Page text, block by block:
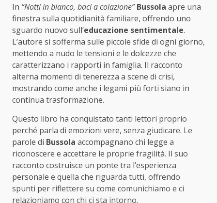
In “Notti in bianco, baci a colazione” Bussola apre una
finestra sulla quotidianità familiare, offrendo uno
sguardo nuovo sull’educazione sentimentale.
L’autore si sofferma sulle piccole sfide di ogni giorno,
mettendo a nudo le tensioni e le dolcezze che
caratterizzano i rapporti in famiglia. Il racconto
alterna momenti di tenerezza a scene di crisi,
mostrando come anche i legami più forti siano in
continua trasformazione.
Questo libro ha conquistato tanti lettori proprio
perché parla di emozioni vere, senza giudicare. Le
parole di Bussola accompagnano chi legge a
riconoscere e accettare le proprie fragilità. Il suo
racconto costruisce un ponte tra l’esperienza
personale e quella che riguarda tutti, offrendo
spunti per riflettere su come comunichiamo e ci
relazioniamo con chi ci sta intorno.